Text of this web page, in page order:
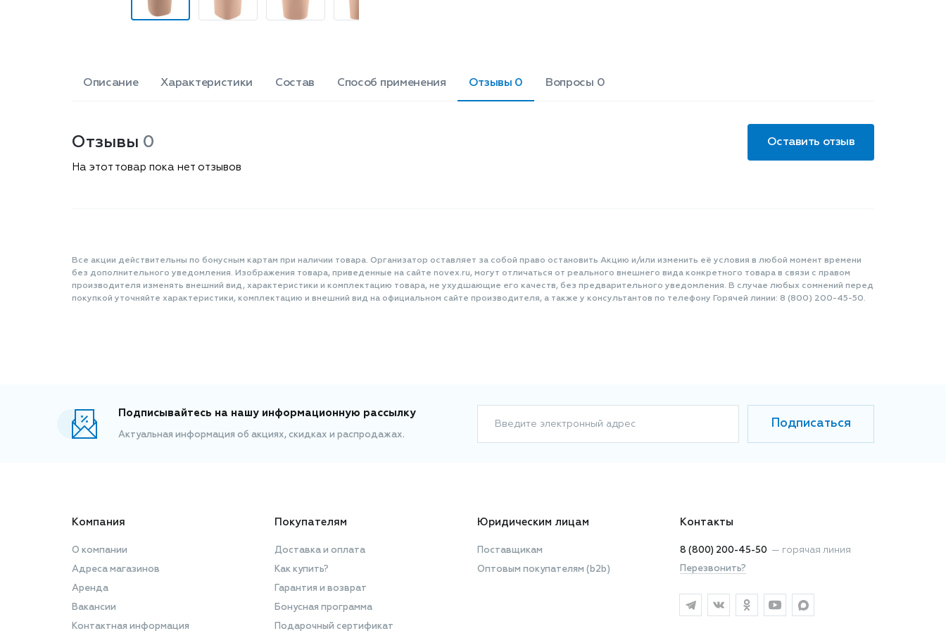
Внутренняя колба из нержавеющей
Описание Характеристики Состав Способ применения Отзывы 0 Вопросы 0
Отзывы 0 Оставить отзыв
На этот товар пока нет отзывов
Все акции действительны по бонусным картам при наличии товара. Организатор оставляет за собой право остановить Акцию и/или изменить её условия в любой момент времени
без дополнительного уведомления. Изображения товара, приведенные на сайте novex.ru, могут отличаться от реального внешнего вида конкретного товара в связи с правом
производителя изменять внешний вид, характеристики и комплектацию товара, не ухудшающие его качеств, без предварительного уведомления. В случае любых сомнений перед
покупкой уточняйте характеристики, комплектацию и внешний вид на официальном сайте производителя, а также у консультантов по телефону Горячей линии: 8 (800) 200-45-50.
Подписывайтесь на нашу информационную рассылку
Актуальная информация об акциях, скидках и распродажах.
Введите электронный адрес Подписаться
Компания
О компании
Адреса магазинов
Аренда
Вакансии
Контактная информация
Покупателям
Доставка и оплата
Как купить?
Гарантия и возврат
Бонусная программа
Подарочный сертификат
Юридическим лицам
Поставщикам
Оптовым покупателям (b2b)
Контакты
8 (800) 200-45-50 — горячая линия
Перезвонить?